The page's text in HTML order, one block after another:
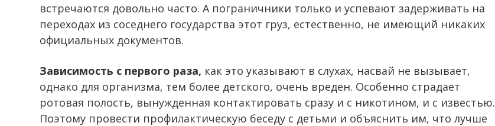
встречаются довольно часто. А пограничники только и успевают задерживать на
переходах из соседнего государства этот груз, естественно, не имеющий никаких
официальных документов.
Зависимость с первого раза, как это указывают в слухах, насвай не вызывает,
однако для организма, тем более детского, очень вреден. Особенно страдает
ротовая полость, вынужденная контактировать сразу и с никотином, и с известью.
Поэтому провести профилактическую беседу с детьми и объяснить им, что лучше